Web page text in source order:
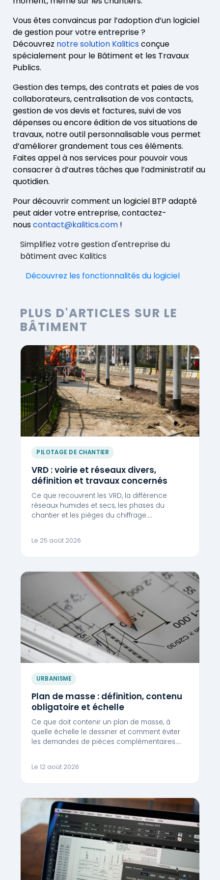
Vous êtes convaincus par l’adoption d’un logiciel
de gestion pour votre entreprise ?
Découvrez notre solution Kaliticsconçue
spécialement pour le Bâtiment et les Travaux
Publics.
Gestion des temps, des contrats et paies de vos
collaborateurs, centralisation de vos contacts,
gestion de vos devis et factures, suivi de vos
dépenses ou encore édition de vos situations de
travaux, notre outil personnalisable vous permet
d’améliorer grandement tous ces éléments.
Faites appel à nos services pour pouvoir vous
consacrer à d’autres tâches que l’administratif au
quotidien.
Pour découvrir comment un logiciel BTP adapté
peut aider votre entreprise, contactez-
nouscontact@kalitics.com !
Simplifiez votre gestion d'entreprise du
bâtiment avec Kalitics
Découvrez les fonctionnalités du logiciel
PLUS D'ARTICLES SUR LE
BÂTIMENT
PILOTAGE DE CHANTIER
VRD : voirie et réseaux divers,
définition et travaux concernés
Ce que recouvrent les VRD, la différence
réseaux humides et secs, les phases du
chantier et les pièges du chiffrage.…
Le 25 août 2026
URBANISME
Plan de masse : définition, contenu
obligatoire et échelle
Ce que doit contenir un plan de masse, à
quelle échelle le dessiner et comment éviter
les demandes de pièces complémentaires.…
Le 12 août 2026